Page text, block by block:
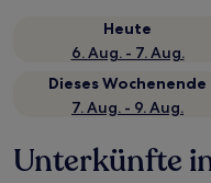
Heute
6. Aug. - 7. Aug.
Dieses Wochenende
7. Aug. - 9. Aug.
Unterkünfte